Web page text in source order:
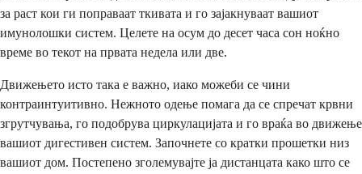
за раст кои ги поправаат ткивата и го зајакнуваат вашиот
имунолошки систем. Целете на осум до десет часа сон ноќно
време во текот на првата недела или две.
Движењето исто така е важно, иако можеби се чини
контраинтуитивно. Нежното одење помага да се спречат крвни
згрутчувања, го подобрува циркулацијата и го враќа во движење
вашиот дигестивен систем. Започнете со кратки прошетки низ
вашиот дом. Постепено зголемувајте ја дистанцата како што се